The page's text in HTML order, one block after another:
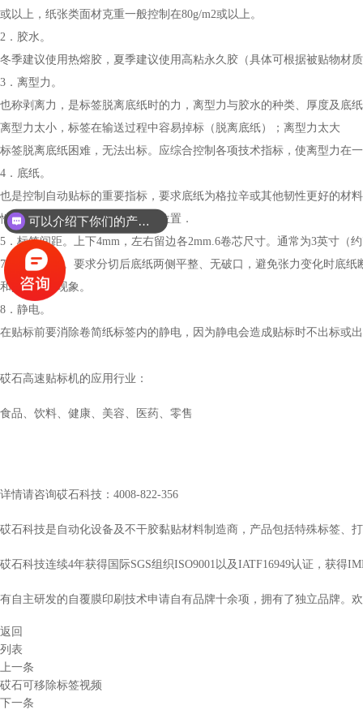
或以上，纸张类面材克重一般控制在80g/m2或以上。
2．胶水。
冬季建议使用热熔胶，夏季建议使用高粘永久胶（具体可根据被贴物材
3．离型力。
也称剥离力，是标签脱离底纸时的力，离型力与胶水的种类、厚度及底
离型力太小，标签在输送过程中容易掉标（脱离底纸）；离型力太大
标签脱离底纸困难，无法出标。应综合控制各项技术指标，使离型力在
4．底纸。
也是控制自动贴标的重要指标，要求底纸为格拉辛或其他韧性更好的材
性，确保传感器正确识别标签的位置．
5．标签间距。上下4mm，左右留边各2mm.6卷芯尺寸。通常为3英寸（
7．加工质量。要求分切后底纸两侧平整、无破口，避免张力变化时底
和撕裂底纸现象。
8．静电。
在贴标前要消除卷简纸标签内的静电，因为静电会造成贴标时不出标或
砹石高速贴标机的应用行业：
食品、饮料、健康、美容、医药、零售
详情请咨询砹石科技：4008-822-356
砹石科技是自动化设备及不干胶黏贴材料制造商，产品包括特殊标签、
砹石科技连续4年获得国际SGS组织ISO9001以及IATF16949认证，获得
有自主研发的自覆膜印刷技术申请自有品牌十余项，拥有了独立品牌。
返回
列表
上一条
砹石可移除标签视频
下一条
可以介绍下你们的产品么？